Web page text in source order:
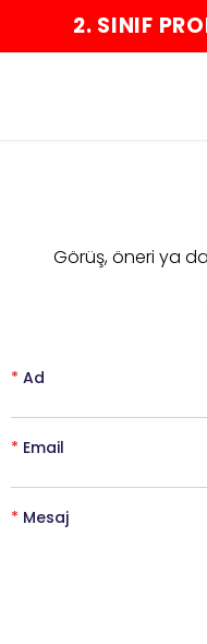
2. SINIF
​Görüş, öneri ya
* Ad
* Email
* Mesaj